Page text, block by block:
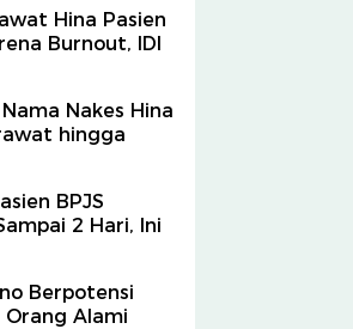
Hina Pasien
Burnout, IDI
Nakes Hina
hingga
BPJS
2 Hari, Ini
Berpotensi
Alami